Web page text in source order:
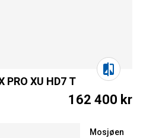
XU HD7 T
162 400 kr
Mosjøen